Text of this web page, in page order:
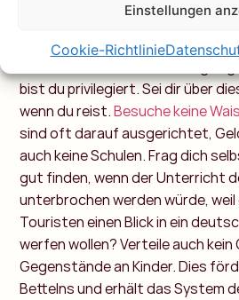
Einstellungen
Cookie-Richtlinie
Retter-Syndrom
bist du privilegiert. Sei dir über
wenn du reist.Besuche keine
sind oft darauf ausgerichtet,
auch keine Schulen. Frag dich
gut finden, wenn der Unterricht
unterbrochen werden würde,
Touristen einen Blick in ein
werfen wollen? Verteile auch kein
Gegenstände an Kinder. Dies
Bettelns und erhält das System